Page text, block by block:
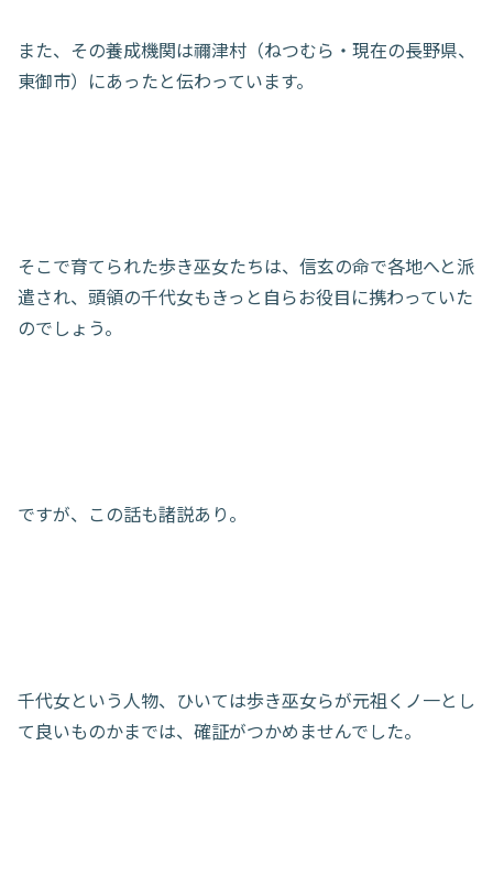
また、その養成機関は禰津村（ねつむら・現在の長野県、
東御市）にあったと伝わっています。
そこで育てられた歩き巫女たちは、信玄の命で各地へと派
遣され、頭領の千代女もきっと自らお役目に携わっていた
のでしょう。
ですが、この話も諸説あり。
千代女という人物、ひいては歩き巫女らが元祖くノ一とし
て良いものかまでは、確証がつかめませんでした。